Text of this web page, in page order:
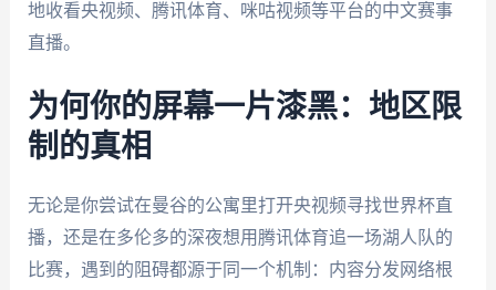
地收看央视频、腾讯体育、咪咕视频等平台的中文赛事
直播。
为何你的屏幕一片漆黑：地区限
制的真相
无论是你尝试在曼谷的公寓里打开央视频寻找世界杯直
播，还是在多伦多的深夜想用腾讯体育追一场湖人队的
比赛，遇到的阻碍都源于同一个机制：内容分发网络根